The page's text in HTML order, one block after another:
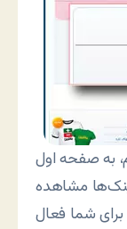
به صفحه اول
مشاهده
شما فعال